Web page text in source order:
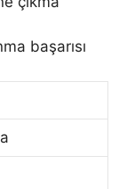
başarısı